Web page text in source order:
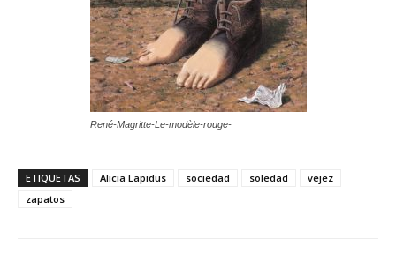
René-Magritte-Le-modèle-rouge-
ETIQUETAS Alicia Lapidus sociedad soledad
vejez
zapatos